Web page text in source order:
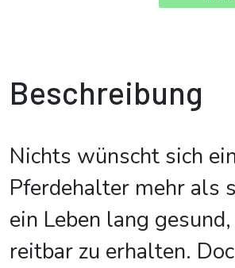
Beschreibung
Nichts wünscht sich
Pferdehalter mehr als
ein Leben lang
reitbar zu erhalten.